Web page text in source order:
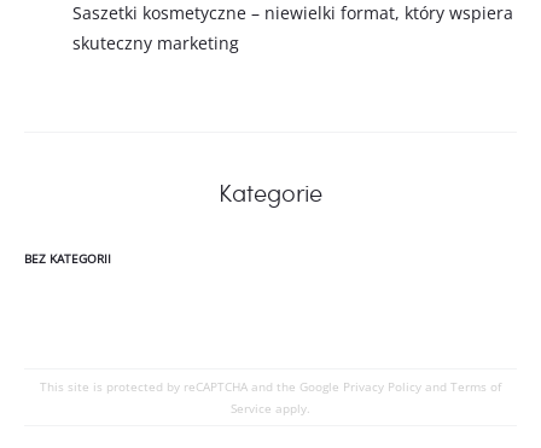
Saszetki kosmetyczne – niewielki format, który wspiera
skuteczny marketing
Kategorie
BEZ KATEGORII
This site is protected by reCAPTCHA and the Google Privacy Policy and Terms of
Service apply.